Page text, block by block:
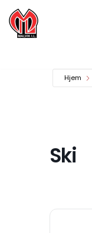
Hopp
Hjem
Ski